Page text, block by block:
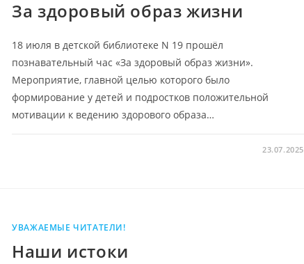
За здоровый образ жизни
18 июля в детской библиотеке N 19 прошёл
познавательный час «За здоровый образ жизни».
Мероприятие, главной целью которого было
формирование у детей и подростков положительной
мотивации к ведению здорового образа…
23.07.2025
УВАЖАЕМЫЕ ЧИТАТЕЛИ!
Наши истоки